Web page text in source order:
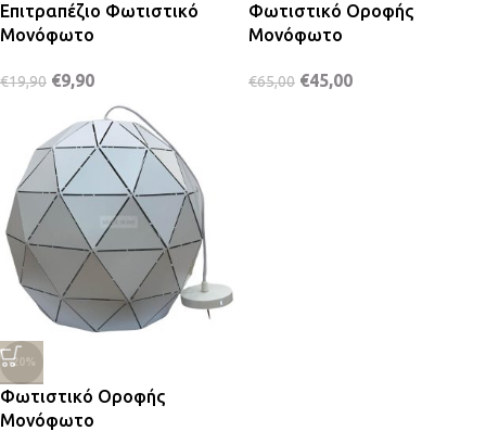
Επιτραπέζιο Φωτιστικό
Μονόφωτο
€19,90 €9,90
Φωτιστικό Οροφής
Μονόφωτο
€65,00 €45,00
-20%
Φωτιστικό Οροφής
Μονόφωτο